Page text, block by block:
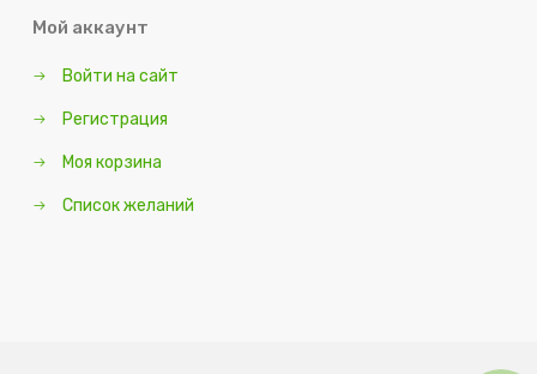
Мой аккаунт
Войти на сайт
Регистрация
Моя корзина
Список желаний